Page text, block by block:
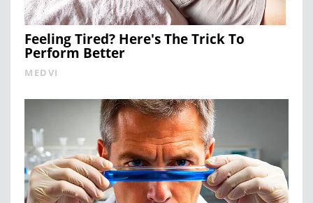
Feeling Tired? Here's The Trick To
Perform Better
MEDVI